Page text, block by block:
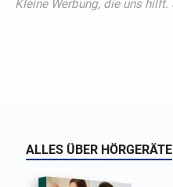
ALLES ÜBER HÖRGERÄTE